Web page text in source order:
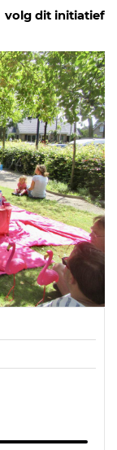
volg dit initiatief